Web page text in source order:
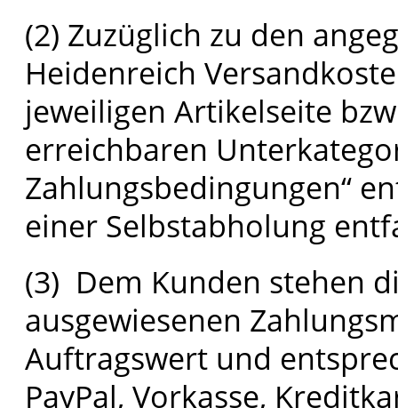
(2) Zuzüglich zu den
Heidenreich
jeweiligen Artikelseite
erreichbaren
Zahlungsbedingungen“
einer Selbstabholung
(3) Dem Kunden stehen
ausgewiesenen
Auftragswert und
PayPal, Vorkasse,